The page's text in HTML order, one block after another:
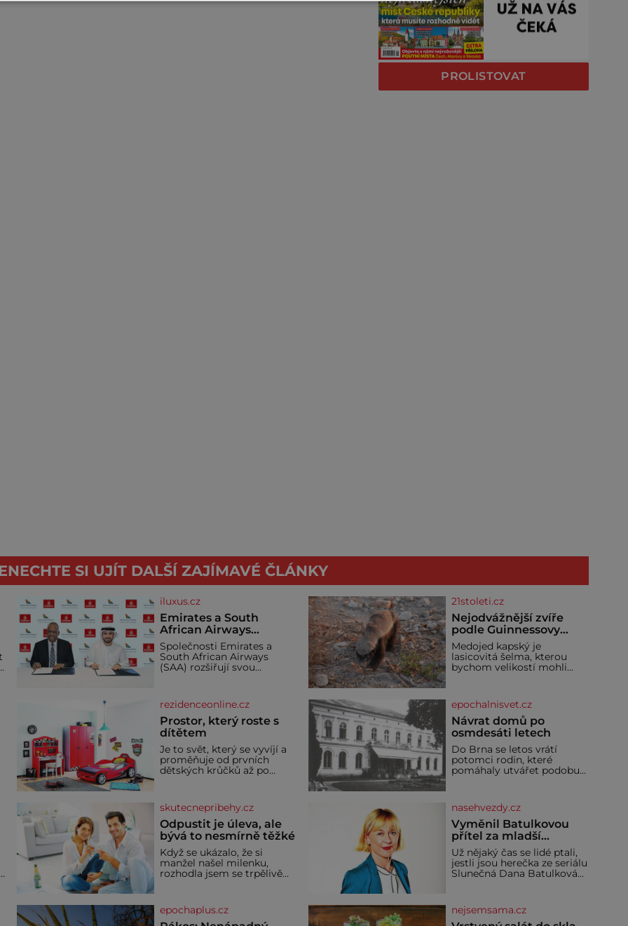
PROLISTOVAT
SI UJÍT DALŠÍ ZAJÍMAVÉ ČLÁNKY
iluxus.cz
Emirates a South
African Airways
rozšiřují partnerství.
Cestujícím nově
zpřístupní dalších
Společnosti Emirates a
South African Airways
(SAA) rozšiřují svou
dohoda zpřístupní
cestujícím devět dalších
destinací v jižní a střední
Africe a u
21stoleti.cz
Nejodvážnější zvíře
podle Guinnessovy
knihy rekordů?
Šelmička s pruhem na
hřbetě!
Medojed kapský je
lasicovitá šelma, kterou
bychom velikostí mohli
nebojácná, ostatně bývá
označována za
nejodvážnější zvíře vůbec. V
této souvislosti je dokonc
rezidenceonline.cz
Prostor, který roste s
dítětem
Je to svět, který se vyvíjí a
proměňuje od prvních
dětských krůčků až po
bezpečí, kreativitu,
soustředění i odpočinek a
reaguje na každou etapu
života a specifické potřeby
dítěte. Pro nejmenší je
klíčová jednoduchost,
měkkost a bezpečí, proto
by pokoj miminka měl
epochalnisvet.cz
Návrat domů po
osmdesáti letech
Do Brna se letos vrátí
potomci rodin, které
pomáhaly utvářet podobu
světová válka. Příběhy rodů
Placzek, Löw-Beer,
Fuhrmann, Kohn a Stiassni
se stanou jednou z hlavních
dramaturgických linií
festivalu židovské kultury
ŠTETL FEST 2026. Některé
návraty nejsou jednoduché.
vyprávění, už dávno
skutecnepribehy.cz
Odpustit je úleva, ale
bývá to nesmírně těžké
Když se ukázalo, že si
manžel našel milenku,
rozhodla jsem se trpělivě
rodině. Možná je to jedna z
nejtěžších věcí na světě. Ale
nasehvezdy.cz
Vyměnil Batulkovou
přítel za mladší
exemplář?
Už nějaký čas se lidé ptali,
jestli jsou herečka ze seriálu
Slunečná Dana Batulková
vůbec spolu. Herečka od
sebe přítele od samého
epochaplus.cz nejsemsama.cz